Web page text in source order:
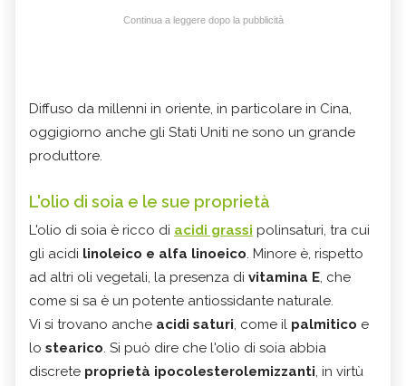
Continua a leggere dopo la pubblicità
Diffuso da millenni in oriente, in particolare in Cina,
oggigiorno anche gli Stati Uniti ne sono un grande
produttore.
L'olio di soia e le sue proprietà
L'olio di soia è ricco di acidi grassi polinsaturi, tra cui
gli acidi linoleico e alfa linoeico. Minore è, rispetto
ad altri oli vegetali, la presenza di vitamina E, che
come si sa è un potente antiossidante naturale.
Vi si trovano anche acidi saturi, come il palmitico e
lo stearico. Si può dire che l'olio di soia abbia
discrete proprietà ipocolesterolemizzanti, in virtù